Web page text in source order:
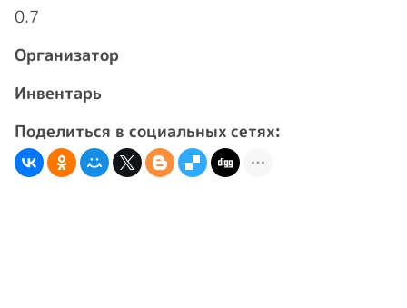
0.7
Организатор
Инвентарь
Поделиться в социальных сетях: